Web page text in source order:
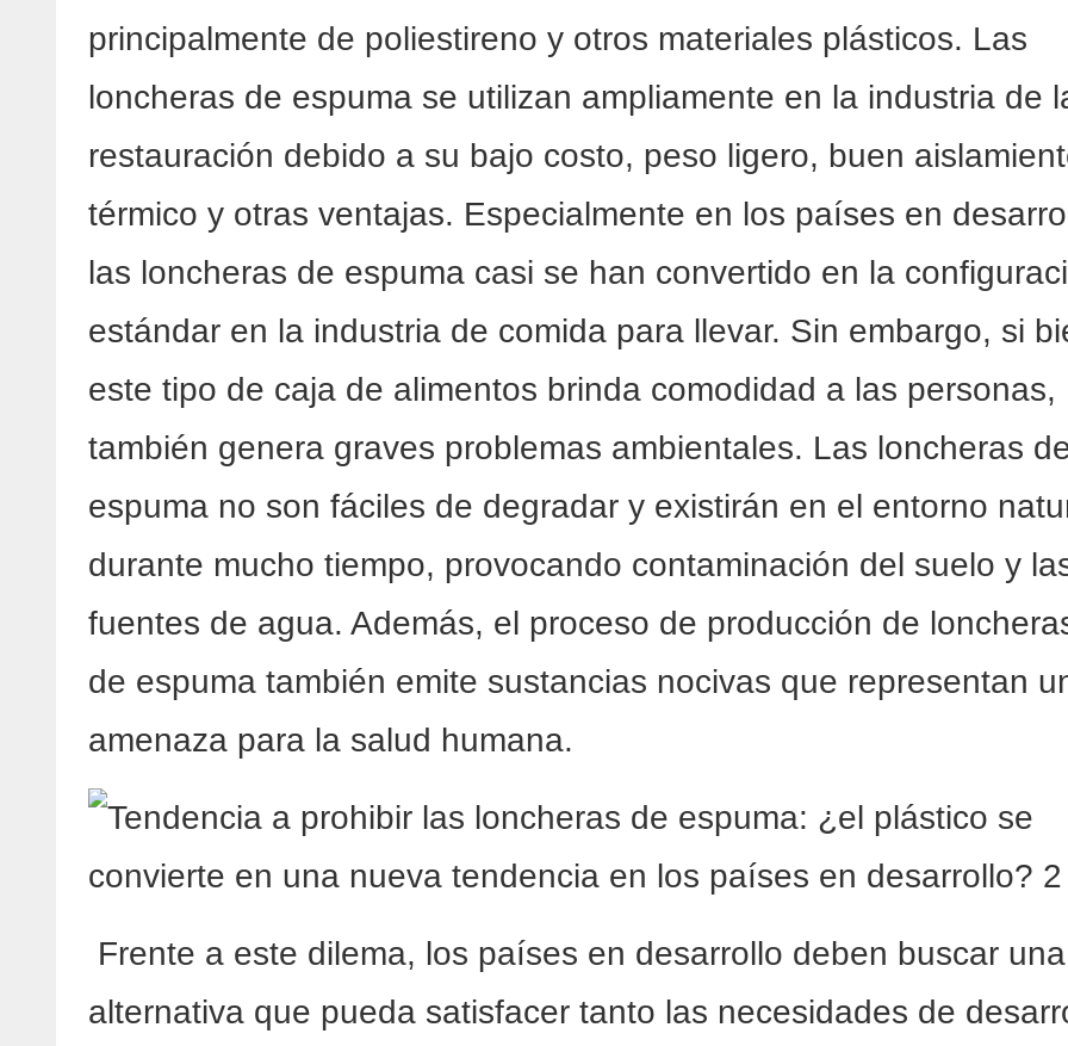
principalmente de poliestireno y otros materiales plásticos. Las
loncheras de espuma se utilizan ampliamente en la industria de
restauración debido a su bajo costo, peso ligero, buen
térmico y otras ventajas. Especialmente en los países en
las loncheras de espuma casi se han convertido en la
estándar en la industria de comida para llevar. Sin embargo, si
este tipo de caja de alimentos brinda comodidad a las personas,
también genera graves problemas ambientales. Las loncheras
espuma no son fáciles de degradar y existirán en el entorno
durante mucho tiempo, provocando contaminación del suelo y
fuentes de agua. Además, el proceso de producción de
de espuma también emite sustancias nocivas que representan
amenaza para la salud humana.
Frente a este dilema, los países en desarrollo deben buscar una
alternativa que pueda satisfacer tanto las necesidades de